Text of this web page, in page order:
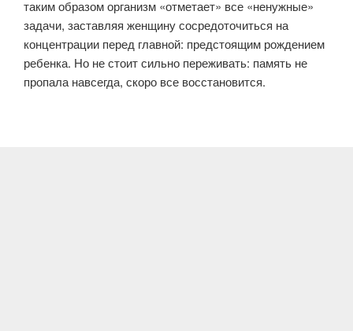
таким образом организм «отметает» все «ненужные»
задачи, заставляя женщину сосредоточиться на
концентрации перед главной: предстоящим рождением
ребенка. Но не стоит сильно переживать: память не
пропала навсегда, скоро все восстановится.